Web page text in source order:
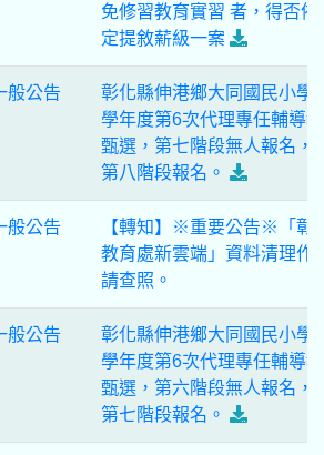
免修習教育實習 者，得否依
定提敘薪級一案
般公告
彰化縣伸港鄉大同國民小學
學年度第6次代理專任輔導
甄選，第七階段無人報名，
第八階段報名。
般公告
【轉知】※重要公告※「彰
教育處新雲端」資料清理作
請查照。
般公告
彰化縣伸港鄉大同國民小學
學年度第6次代理專任輔導
甄選，第六階段無人報名，
第七階段報名。